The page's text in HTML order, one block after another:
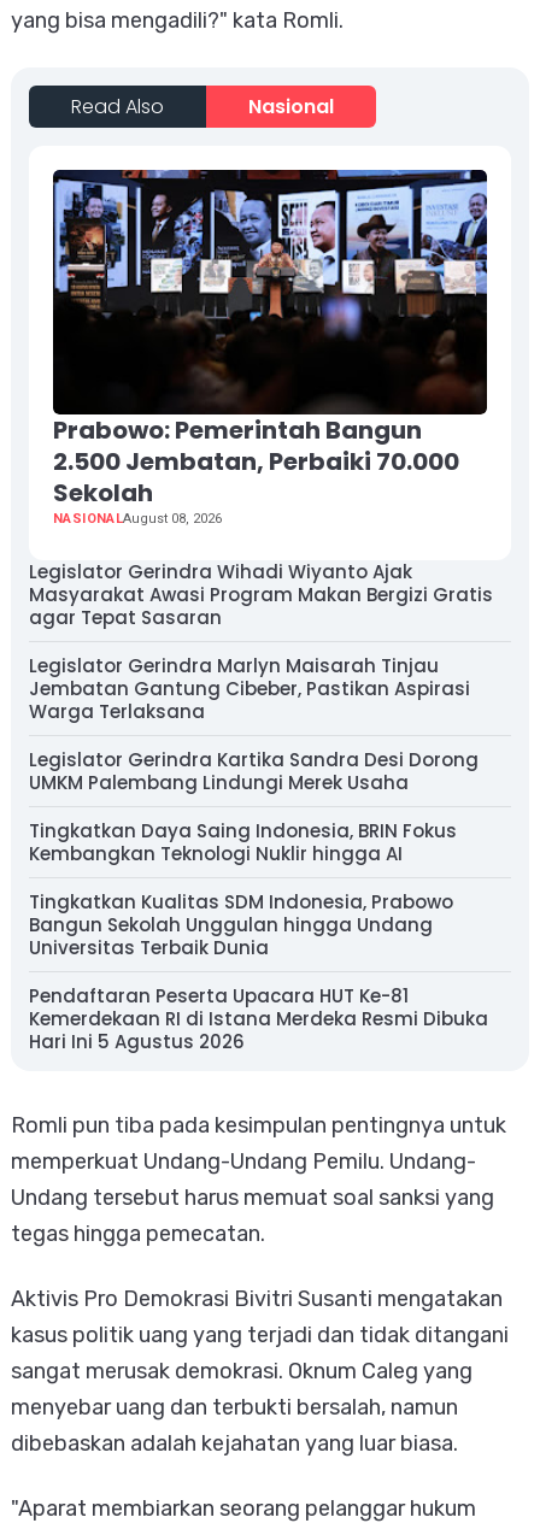
yang bisa mengadili?" kata Romli.
Read Also Nasional
Prabowo: Pemerintah Bangun
2.500 Jembatan, Perbaiki 70.000
Sekolah
NASIONALAugust 08, 2026
Legislator Gerindra Wihadi Wiyanto Ajak
Masyarakat Awasi Program Makan Bergizi Gratis
agar Tepat Sasaran
Legislator Gerindra Marlyn Maisarah Tinjau
Jembatan Gantung Cibeber, Pastikan Aspirasi
Warga Terlaksana
Legislator Gerindra Kartika Sandra Desi Dorong
UMKM Palembang Lindungi Merek Usaha
Tingkatkan Daya Saing Indonesia, BRIN Fokus
Kembangkan Teknologi Nuklir hingga AI
Tingkatkan Kualitas SDM Indonesia, Prabowo
Bangun Sekolah Unggulan hingga Undang
Universitas Terbaik Dunia
Pendaftaran Peserta Upacara HUT Ke-81
Kemerdekaan RI di Istana Merdeka Resmi Dibuka
Hari Ini 5 Agustus 2026
Romli pun tiba pada kesimpulan pentingnya untuk
memperkuat Undang-Undang Pemilu. Undang-
Undang tersebut harus memuat soal sanksi yang
tegas hingga pemecatan.
Aktivis Pro Demokrasi Bivitri Susanti mengatakan
kasus politik uang yang terjadi dan tidak ditangani
sangat merusak demokrasi. Oknum Caleg yang
menyebar uang dan terbukti bersalah, namun
dibebaskan adalah kejahatan yang luar biasa.
"Aparat membiarkan seorang pelanggar hukum